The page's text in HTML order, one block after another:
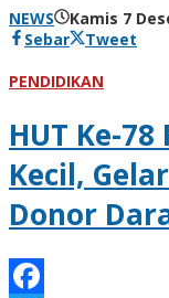
NEWS
Kamis 7
Sebar
Tweet
PENDIDIKAN
HUT Ke-
Kecil,
Donor